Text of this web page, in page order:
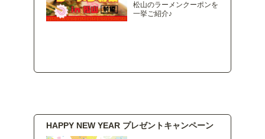
松山のラーメンクーポンを
一挙ご紹介♪
HAPPY NEW YEAR プレゼントキャンペーン